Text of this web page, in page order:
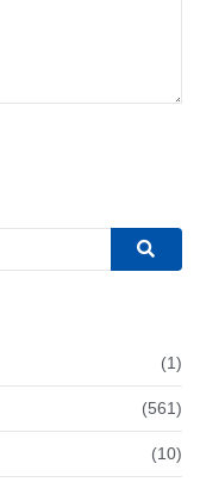
(1)
(561)
(10)